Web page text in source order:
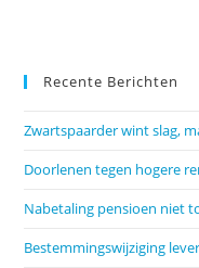
Recente Berichten
Zwartspaarder wint slag,
Doorlenen tegen hogere
Nabetaling pensioen niet
Bestemmingswijziging